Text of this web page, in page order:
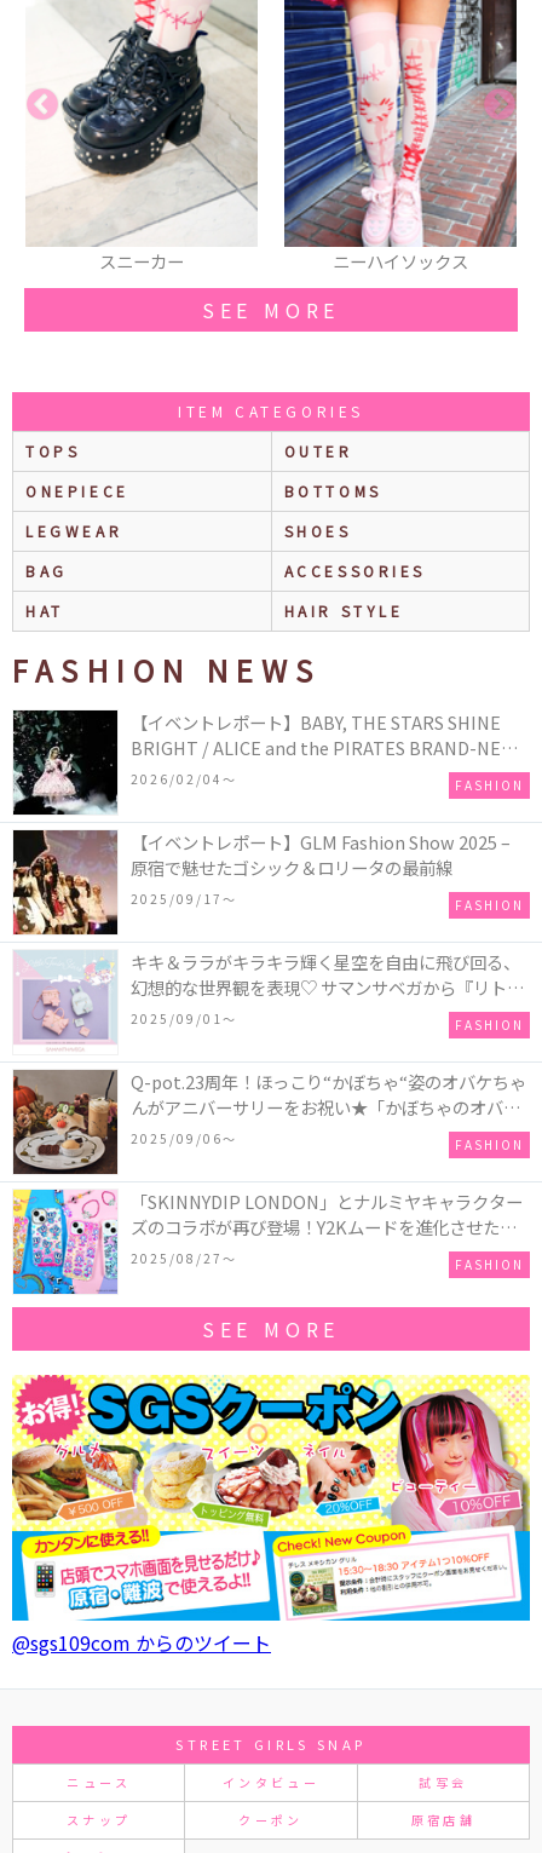
ニーハイソックス リング
SEE MORE
ITEM CATEGORIES
TOPS
OUTER
ONEPIECE
BOTTOMS
LEGWEAR
SHOES
BAG
ACCESSORIES
HAT
HAIR STYLE
FASHION NEWS
【イベントレポート】BABY, THE STARS SHINE
BRIGHT / ALICE and the PIRATES BRAND-NEW
COLLECTION in TOKYO
2026/02/04〜 FASHION
【イベントレポート】GLM Fashion Show 2025 –
原宿で魅せたゴシック＆ロリータの最前線
2025/09/17〜 FASHION
キキ＆ララがキラキラ輝く星空を自由に飛び回る、
幻想的な世界観を表現♡ サマンサベガから『リトル
ツインスターズ』50周年アニバーサリーイヤー』を
2025/09/01〜 FASHION
Q-pot.23周年！ほっこり“かぼちゃ“姿のオバケちゃ
んがアニバーサリーをお祝い★「かぼちゃのオバケ
ーキアクセサリー」が新発売！Q-pot CAFE.では
「かぼちゃのオバケーキプレート」も登場
2025/09/06〜 FASHION
「SKINNYDIP LONDON」とナルミヤキャラクター
ズのコラボが再び登場！Y2Kムードを進化させた新
作コレクションを発売♪
2025/08/27〜 FASHION
SEE MORE
@sgs109com からのツイート
STREET GIRLS SNAP
ニュース インタビュー 試写会
スナップ クーポン 原宿店舗